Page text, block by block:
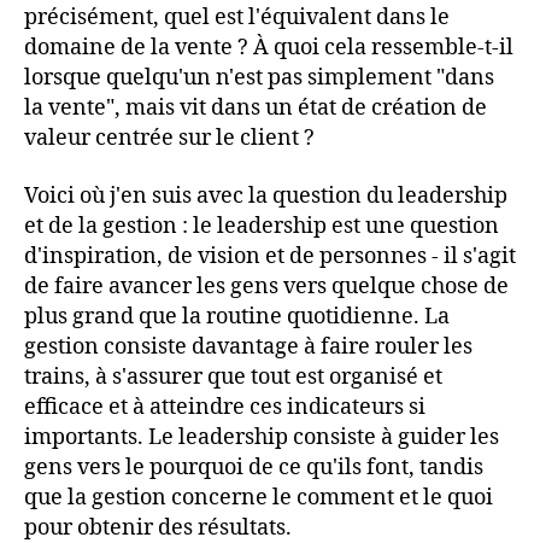
précisément, quel est l'équivalent dans le
domaine de la vente ? À quoi cela ressemble-t-il
lorsque quelqu'un n'est pas simplement "dans
la vente", mais vit dans un état de création de
valeur centrée sur le client ?
Voici où j'en suis avec la question du leadership
et de la gestion : le leadership est une question
d'inspiration, de vision et de personnes - il s'agit
de faire avancer les gens vers quelque chose de
plus grand que la routine quotidienne. La
gestion consiste davantage à faire rouler les
trains, à s'assurer que tout est organisé et
efficace et à atteindre ces indicateurs si
importants. Le leadership consiste à guider les
gens vers le pourquoi de ce qu'ils font, tandis
que la gestion concerne le comment et le quoi
pour obtenir des résultats.